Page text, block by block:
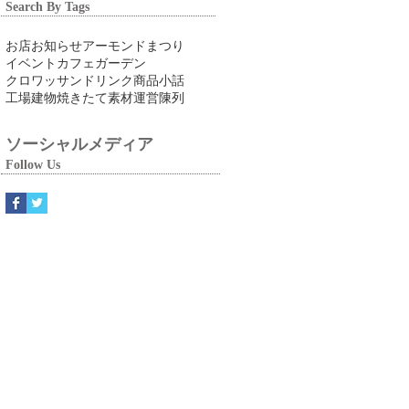
Search By Tags
お店お知らせアーモンドまつり
イベント カフェ ガーデン
クロワッサン ドリンク商品小話
工場建物焼きたて素材運営陳列
ソーシャルメディア
Follow Us